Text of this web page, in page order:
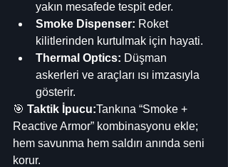
yakın mesafede tespit eder.
Smoke Dispenser: Roket
kilitlerinden kurtulmak için hayati.
Thermal Optics: Düşman
askerleri ve araçları ısı imzasıyla
gösterir.
🎯 Taktik İpucu:Tankına “Smoke +
Reactive Armor” kombinasyonu ekle;
hem savunma hem saldırı anında seni
korur.